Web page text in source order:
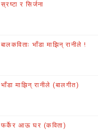
स्रष्टा र सिर्जना
बालकविताः भाँडा माझिन् रानीले !
भाँडा माझिन् रानीले (बालगीत)
फर्केर आऊ घर (कविता)